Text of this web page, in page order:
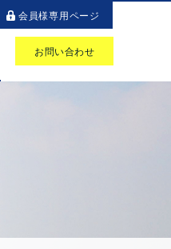
会員様専用ページ
お問い合わせ